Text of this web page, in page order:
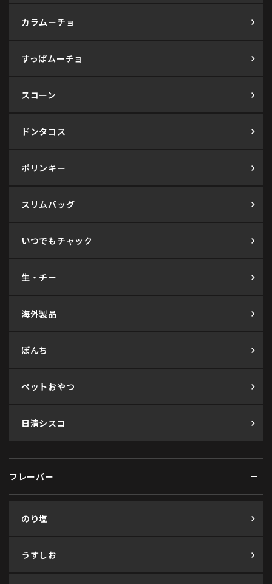
カラムーチョ
すっぱムーチョ
スコーン
ドンタコス
ポリンキー
スリムバッグ
いつでもチャック
生・チー
海外製品
ぼんち
ペットおやつ
日清シスコ
フレーバー
のり塩
うすしお